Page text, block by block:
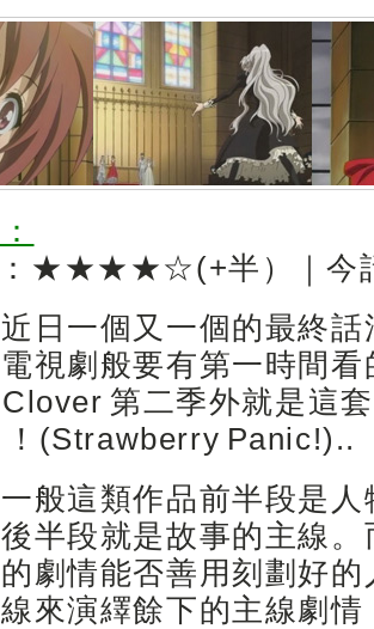
：★★★★☆(+半）｜今
日一個又一個的最終
視劇般要有第一時間
第二季外就是這
(Strawberry Panic!)..
般這類作品前半段是
半段就是故事的主線
劇情能否善用刻劃好
來演繹餘下的主線劇